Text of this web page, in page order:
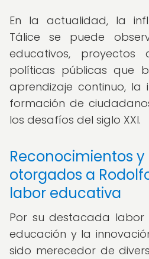
En la actualidad, la
Tálice se puede
educativos, proyectos
políticas públicas que
aprendizaje continuo, la
formación de
los desafíos del siglo XXI.
Reconocimientos
otorgados a
labor educativa
Por su destacada
educación y la
sido merecedor de